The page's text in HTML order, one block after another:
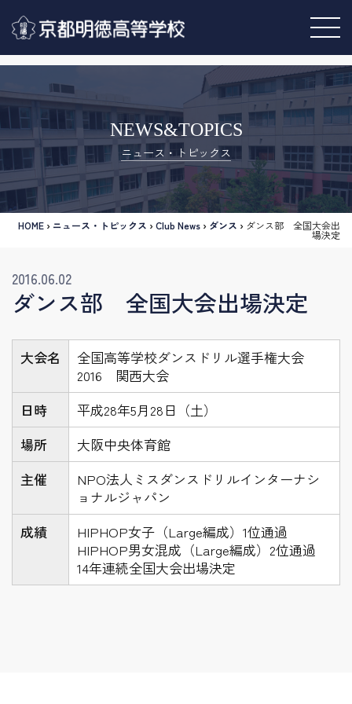
NEWS&TOPICS
ニュース・トピックス
HOME › ニュース・トピックス ›Club News › ダンス › ダンス部 全国大会出
場決定
2016.06.02
ダンス部 全国大会出場決定
大会名
全国高等学校ダンスドリル選手権大会
2016 関西大会
日時
平成28年5月28日（土）
場所
大阪中央体育館
主催
NPO法人ミスダンスドリルインターナシ
ョナルジャパン
成績
HIPHOP女子（Large編成）1位通過
HIPHOP男女混成（Large編成）2位通過
14年連続全国大会出場決定